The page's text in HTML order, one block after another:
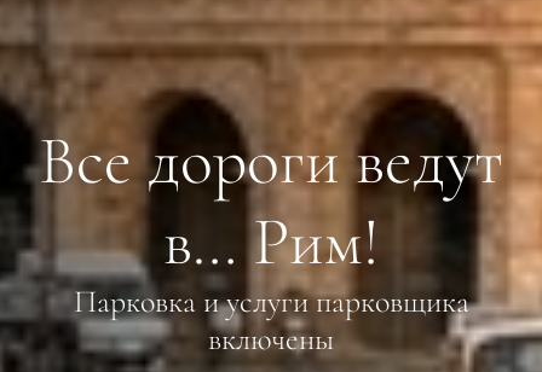
Все дороги ведут
в… Рим!
Парковка и услуги парковщика
включены